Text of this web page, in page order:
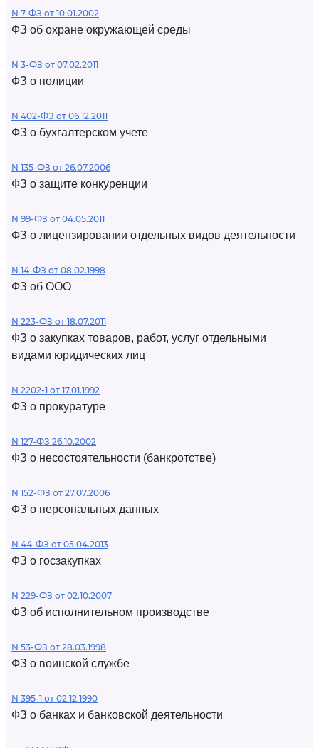
N 7-ФЗ от 10.01.2002
ФЗ об охране окружающей среды
N 3-ФЗ от 07.02.2011
ФЗ о полиции
N 402-ФЗ от 06.12.2011
ФЗ о бухгалтерском учете
N 135-ФЗ от 26.07.2006
ФЗ о защите конкуренции
N 99-ФЗ от 04.05.2011
ФЗ о лицензировании отдельных видов деятельности
N 14-ФЗ от 08.02.1998
ФЗ об ООО
N 223-ФЗ от 18.07.2011
ФЗ о закупках товаров, работ, услуг отдельными
видами юридических лиц
N 2202-1 от 17.01.1992
ФЗ о прокуратуре
N 127-ФЗ 26.10.2002
ФЗ о несостоятельности (банкротстве)
N 152-ФЗ от 27.07.2006
ФЗ о персональных данных
N 44-ФЗ от 05.04.2013
ФЗ о госзакупках
N 229-ФЗ от 02.10.2007
ФЗ об исполнительном производстве
N 53-ФЗ от 28.03.1998
ФЗ о воинской службе
N 395-1 от 02.12.1990
ФЗ о банках и банковской деятельности